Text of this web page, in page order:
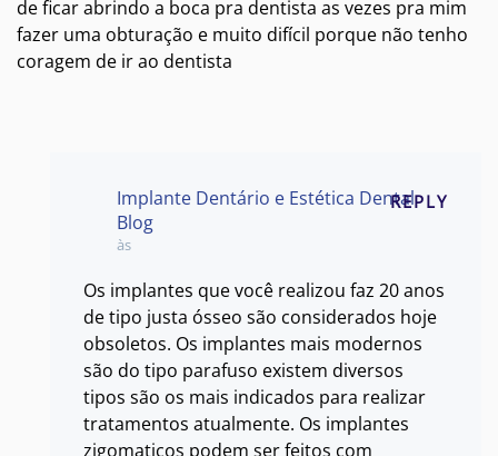
de ficar abrindo a boca pra dentista as vezes pra mim
fazer uma obturação e muito difícil porque não tenho
coragem de ir ao dentista
Implante Dentário e Estética Dental
Blog
às
REPLY
Os implantes que você realizou faz 20 anos
de tipo justa ósseo são considerados hoje
obsoletos. Os implantes mais modernos
são do tipo parafuso existem diversos
tipos são os mais indicados para realizar
tratamentos atualmente. Os implantes
zigomaticos podem ser feitos com